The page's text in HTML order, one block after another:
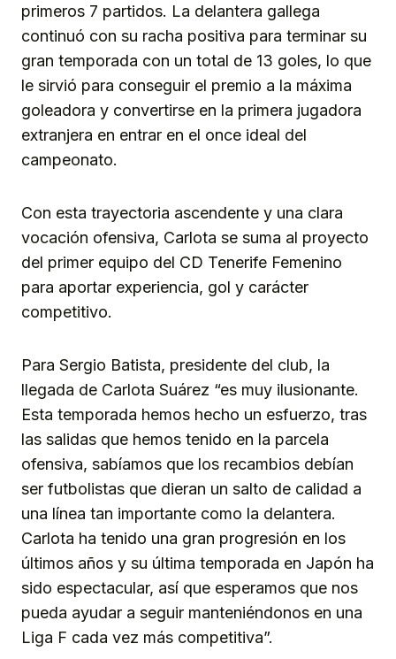
primeros 7 partidos. La delantera gallega
continuó con su racha positiva para terminar su
gran temporada con un total de 13 goles, lo que
le sirvió para conseguir el premio a la máxima
goleadora y convertirse en la primera jugadora
extranjera en entrar en el once ideal del
campeonato.
Con esta trayectoria ascendente y una clara
vocación ofensiva, Carlota se suma al proyecto
del primer equipo del CD Tenerife Femenino
para aportar experiencia, gol y carácter
competitivo.
Para Sergio Batista, presidente del club, la
llegada de Carlota Suárez “es muy ilusionante.
Esta temporada hemos hecho un esfuerzo, tras
las salidas que hemos tenido en la parcela
ofensiva, sabíamos que los recambios debían
ser futbolistas que dieran un salto de calidad a
una línea tan importante como la delantera.
Carlota ha tenido una gran progresión en los
últimos años y su última temporada en Japón ha
sido espectacular, así que esperamos que nos
pueda ayudar a seguir manteniéndonos en una
Liga F cada vez más competitiva”.